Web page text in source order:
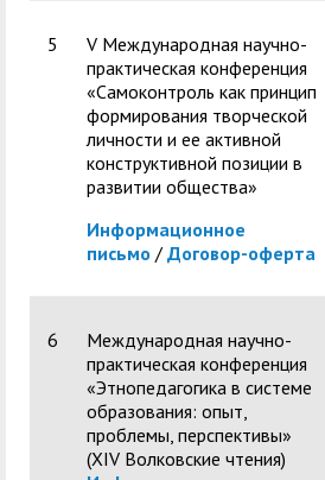
5
V Международная научно-
практическая конференция
«Самоконтроль как принцип
формирования творческой
личности и ее активной
конструктивной позиции в
развитии общества»
Информационное
письмо / Договор-оферта
6
Международная научно-
практическая конференция
«Этнопедагогика в системе
образования: опыт,
проблемы, перспективы»
(XIV Волковские чтения)